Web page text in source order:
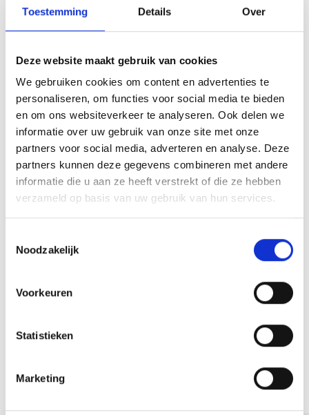
Toestemming Details Over
Deze website maakt gebruik van cookies
We gebruiken cookies om content en advertenties te
personaliseren, om functies voor social media te bieden
en om ons websiteverkeer te analyseren. Ook delen we
informatie over uw gebruik van onze site met onze
partners voor social media, adverteren en analyse. Deze
partners kunnen deze gegevens combineren met andere
informatie die u aan ze heeft verstrekt of die ze hebben
verzameld op basis van uw gebruik van hun services.
Noodzakelijk
Voorkeuren
Statistieken
Marketing